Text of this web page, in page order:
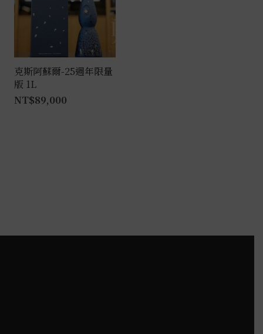
克斯阿蘇爾-25週年限量
版 1L
NT$89,000